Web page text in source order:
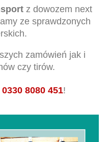
z dowozem next
ze sprawdzonych
zamówień jak i
czy tirów.
0330 8080 451 !